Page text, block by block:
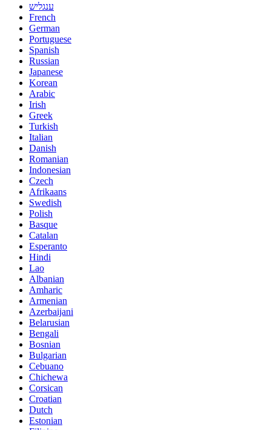
ענגליש
French
German
Portuguese
Spanish
Russian
Japanese
Korean
Arabic
Irish
Greek
Turkish
Italian
Danish
Romanian
Indonesian
Czech
Afrikaans
Swedish
Polish
Basque
Catalan
Esperanto
Hindi
Lao
Albanian
Amharic
Armenian
Azerbaijani
Belarusian
Bengali
Bosnian
Bulgarian
Cebuano
Chichewa
Corsican
Croatian
Dutch
Estonian